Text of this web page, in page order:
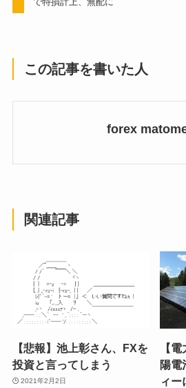
この記事を書いた人
forex
関連記事
【悲報】池上彰さん、FXを
投資と言ってしまう
2021年2月2日
【
陽
ィー